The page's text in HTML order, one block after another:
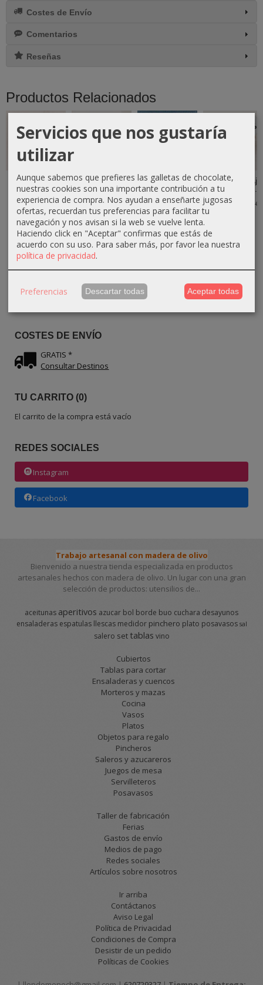
COSTES DE ENVÍO
GRATIS *
Consultar Destinos
TU CARRITO (0)
El carrito de la compra está vacío
REDES SOCIALES
Instagram
Facebook
Costes de Envío
Comentarios
Reseñas
Productos Relacionados
-10 %
Plato para
Aceitunas de
Madera de...
27,90 €31,00 €
Plato Mediano
de Madera de
olivo –...
27,00 €30,00 €
-10 %
Plato Grande
de Madera de
olivo –...
32,40 € 36,00 €
-10 %
Rallador de Ajo
y Jengibre –...
17,10 €
19,00 €
Trabajo artesanal con madera de olivo
Bienvenido a nuestra tienda especializada en productos
artesanales hechos con madera de olivo. Un lugar con una gran
selección de productos: utensilios de...
aceitunas aperitivos azucar bol borde buo cuchara desayunos
ensaladeras espatulas llescas medidor pinchero plato posavasos sal
salero set tablas vino
Cubiertos
Tablas para cortar
Ensaladeras y cuencos
Morteros y mazas
Cocina
Vasos
Platos
Objetos para regalo
Pincheros
Saleros y azucareros
Juegos de mesa
Servilleteros
Posavasos
Taller de fabricación
Ferias
Gastos de envío
Medios de pago
Redes sociales
Artículos sobre nosotros
Ir arriba
Contáctanos
Aviso Legal
Política de Privacidad
Condiciones de Compra
Desistir de un pedido
Políticas de Cookies
Servicios que nos gustaría
utilizar
Aunque sabemos que prefieres las galletas de chocolate,
nuestras cookies son una importante contribución a tu
experiencia de compra. Nos ayudan a enseñarte jugosas
ofertas, recuerdan tus preferencias para facilitar tu
navegación y nos avisan si la web se vuelve lenta.
Haciendo click en "Aceptar" confirmas que estás de
acuerdo con su uso. Para saber más, por favor lea nuestra
política de privacidad.
Preferencias Descartar todas Aceptar todas